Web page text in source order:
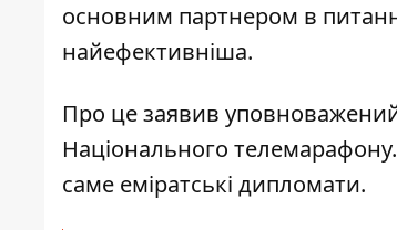
основним партнером в
найефективніша.
Про це заявив
Національного
саме еміратські дипломати.